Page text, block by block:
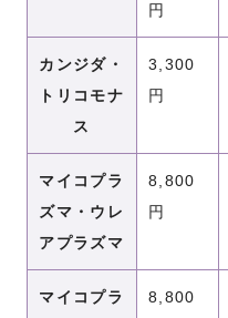
円
カンジダ・
トリコモナ
ス
3,300
円
マイコプラ
ズマ・ウレ
アプラズマ
8,800
円
マイコプラ
8,800